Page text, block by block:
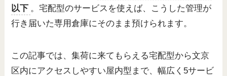
以下 。宅配型のサービスを使えば、こうした管理が
行き届いた専用倉庫にそのまま預けられます。
この記事では、集荷に来てもらえる宅配型から文京
区内にアクセスしやすい屋内型まで、幅広く5サービ